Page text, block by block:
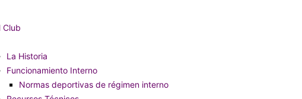
Club
La Historia
Funcionamiento Interno
Normas deportivas de régimen interno